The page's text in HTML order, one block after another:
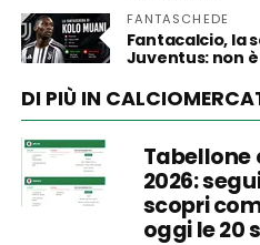
FANTASCHEDE
Fantacalcio, la
Juventus: non
DI PIÙ IN
2026:
scopri
oggi le 20